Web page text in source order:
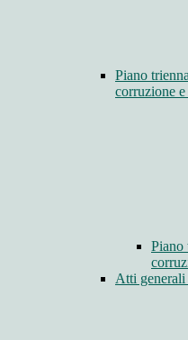
Piano
corruzione e
Piano
Atti generali